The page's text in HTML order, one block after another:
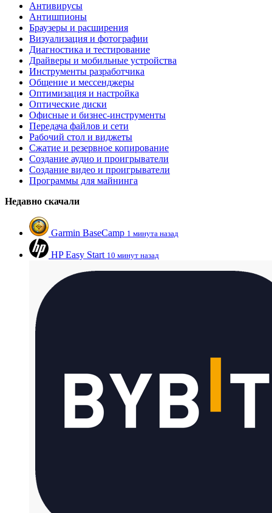
Антивирусы
Антишпионы
Браузеры и расширения
Визуализация и фотографии
Диагностика и тестирование
Драйверы и мобильные устройства
Инструменты разработчика
Общение и мессенджеры
Оптимизация и настройка
Оптические диски
Офисные и бизнес-инструменты
Передача файлов и сети
Рабочий стол и виджеты
Сжатие и резервное копирование
Создание аудио и проигрыватели
Создание видео и проигрыватели
Программы для майнинга
Недавно скачали
Garmin BaseCamp 1 минута назад
HP Easy Start 10 минут назад